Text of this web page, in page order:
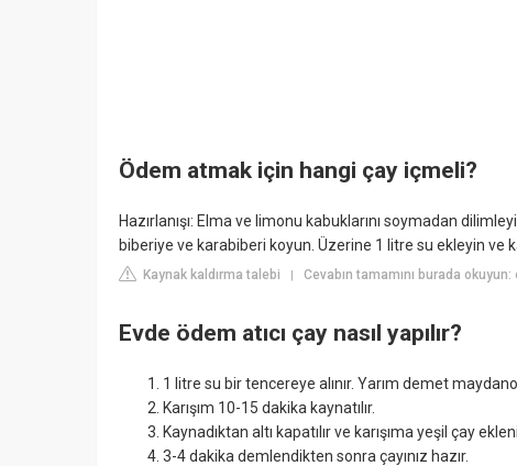
Ödem atmak için hangi çay içmeli?
Hazırlanışı: Elma ve limonu kabuklarını soymadan
biberiye ve karabiberi koyun. Üzerine 1 litre su ekleyin ve
Kaynak kaldırma talebi | Cevabın tamamını burada
Evde ödem atıcı çay nasıl yapılır?
1 litre su bir tencereye alınır. Yarım demet
Karışım 10-15 dakika kaynatılır.
Kaynadıktan altı kapatılır ve karışıma yeşil çay
3-4 dakika demlendikten sonra çayınız hazır.